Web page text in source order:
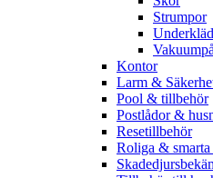
Strumpor
Kontor
Larm &
Pool & tillbehör
Postlådor &
Resetillbehör
Roliga & smarta